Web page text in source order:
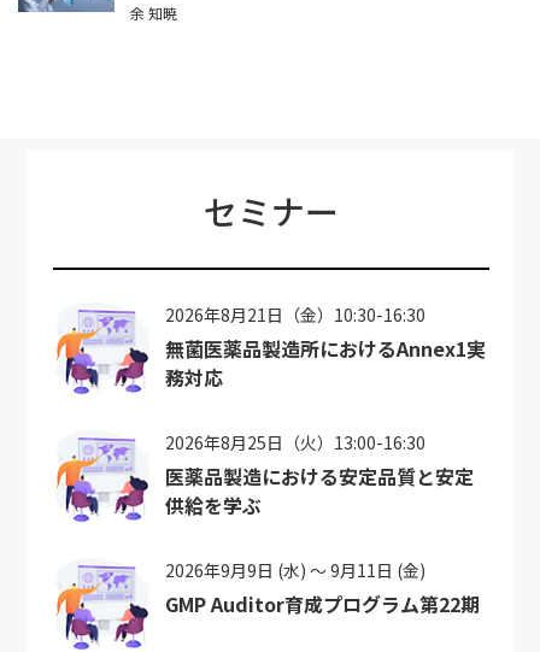
余 知暁
セミナー
2026年8月21日（金）10:30-16:30
無菌医薬品製造所におけるAnnex1実
務対応
2026年8月25日（火）13:00-16:30
医薬品製造における安定品質と安定
供給を学ぶ
2026年9月9日 (水) ～ 9月11日 (金)
GMP Auditor育成プログラム第22期